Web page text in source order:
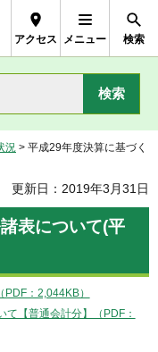
アクセス メニュー 検索
況 > 平成29年度決算に基づく
更新日：2019年3月31日
表について(平
：2,044KB）
【普通会計分】（PDF：